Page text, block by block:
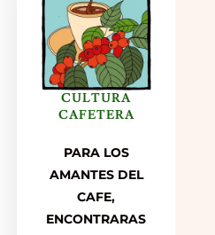
CULTURA
CAFETERA
PARA LOS
AMANTES DEL
CAFE,
ENCONTRARAS